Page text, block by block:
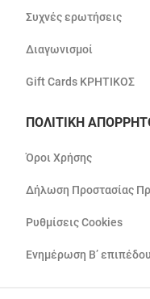
Συχνές ερωτήσεις
Διαγωνισμοί
Gift Cards ΚΡΗΤΙΚΟΣ
ΠΟΛΙΤΙΚΗ
Όροι Χρήσης
Δήλωση Προστασίας
Ρυθμίσεις Cookies
Ενημέρωση Β’ επιπέδου